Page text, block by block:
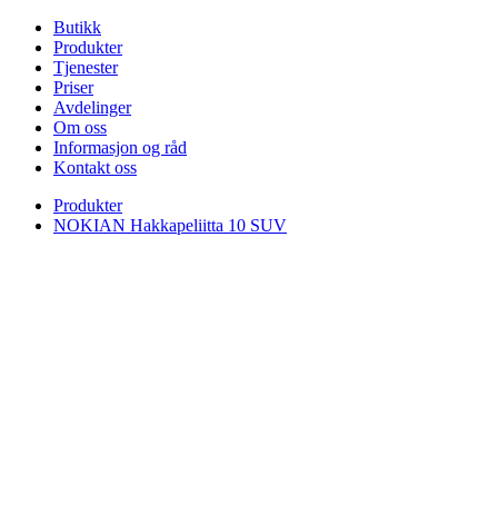
Butikk
Produkter
Tjenester
Priser
Avdelinger
Om oss
Informasjon og råd
Kontakt oss
Produkter
NOKIAN Hakkapeliitta 10 SUV